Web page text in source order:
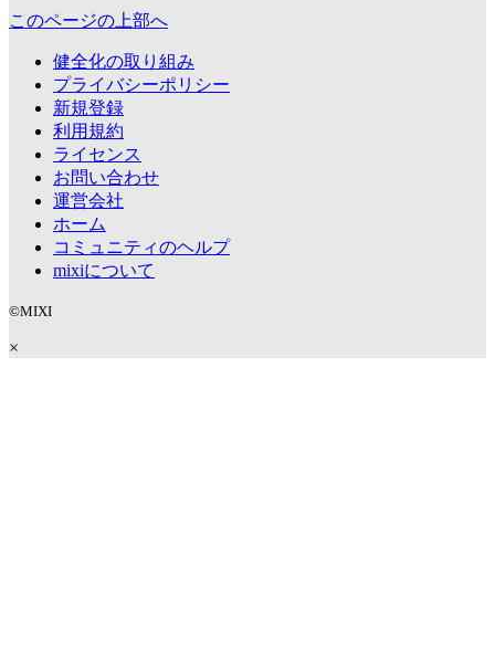
このページの上部へ
健全化の取り組み
プライバシーポリシー
新規登録
利用規約
ライセンス
お問い合わせ
運営会社
ホーム
コミュニティのヘルプ
mixiについて
©MIXI
×